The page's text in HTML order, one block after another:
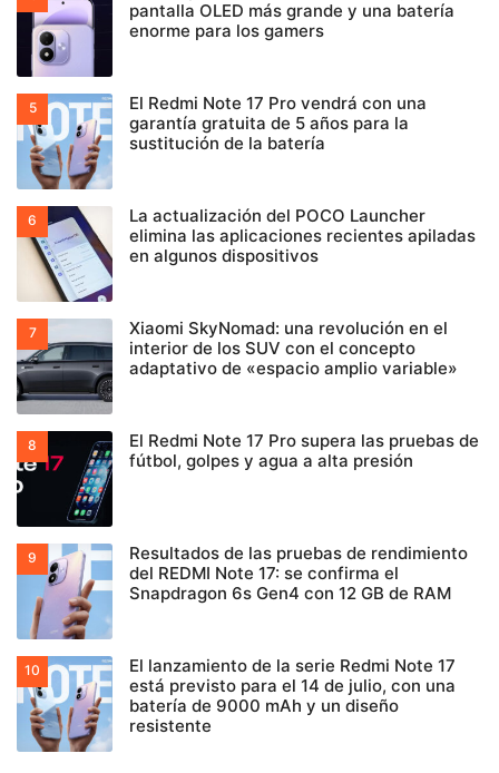
pantalla OLED más grande y una batería
enorme para los gamers
El Redmi Note 17 Pro vendrá con una
garantía gratuita de 5 años para la
sustitución de la batería
La actualización del POCO Launcher
elimina las aplicaciones recientes apiladas
en algunos dispositivos
Xiaomi SkyNomad: una revolución en el
interior de los SUV con el concepto
adaptativo de «espacio amplio variable»
El Redmi Note 17 Pro supera las pruebas de
fútbol, golpes y agua a alta presión
Resultados de las pruebas de rendimiento
del REDMI Note 17: se confirma el
Snapdragon 6s Gen4 con 12 GB de RAM
El lanzamiento de la serie Redmi Note 17
está previsto para el 14 de julio, con una
batería de 9000 mAh y un diseño
resistente